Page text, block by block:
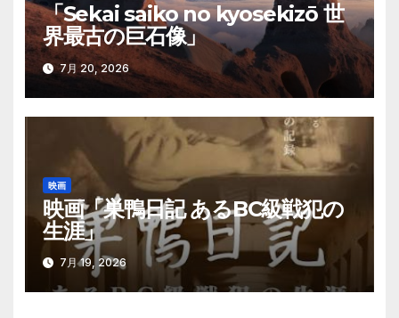
「Sekai saiko no kyosekizō 世
界最古の巨石像」
7月 20, 2026
映画
映画「巣鴨日記 あるBC級戦犯の
生涯」
7月 19, 2026